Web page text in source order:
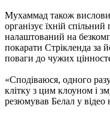
Мухаммад також
організує їхній
налаштований на
покарати Стрікленда за
поваги до чужих
«Сподіваюся, одного
клітку з цим клоуном і
резюмував Белал у відео